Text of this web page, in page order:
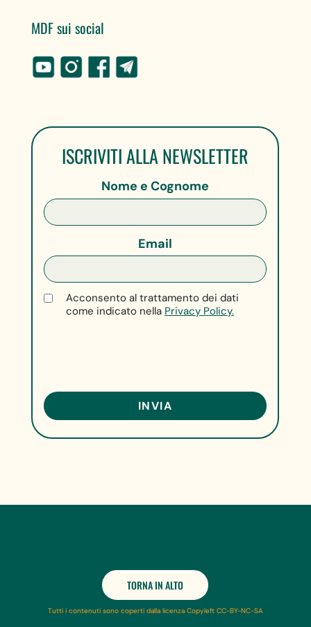
MDF sui social
ISCRIVITI ALLA NEWSLETTER
Nome e Cognome
Email
Acconsento al trattamento dei dati
come indicato nella Privacy Policy.
TORNA IN ALTO
Tutti i contenuti sono coperti dalla licenza Copyleft CC-BY-NC-SA